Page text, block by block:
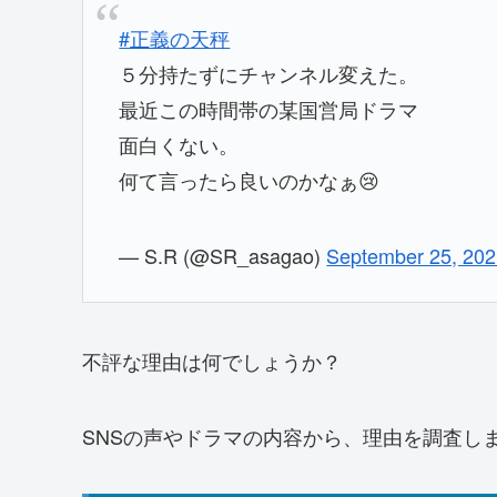
#正義の天秤
５分持たずにチャンネル変えた。
最近この時間帯の某国営局ドラマ
面白くない。
何て言ったら良いのかなぁ😢
— S.R (@SR_asagao) September 25,
不評な理由は何でしょうか？
SNSの声やドラマの内容から、理由を調査しま